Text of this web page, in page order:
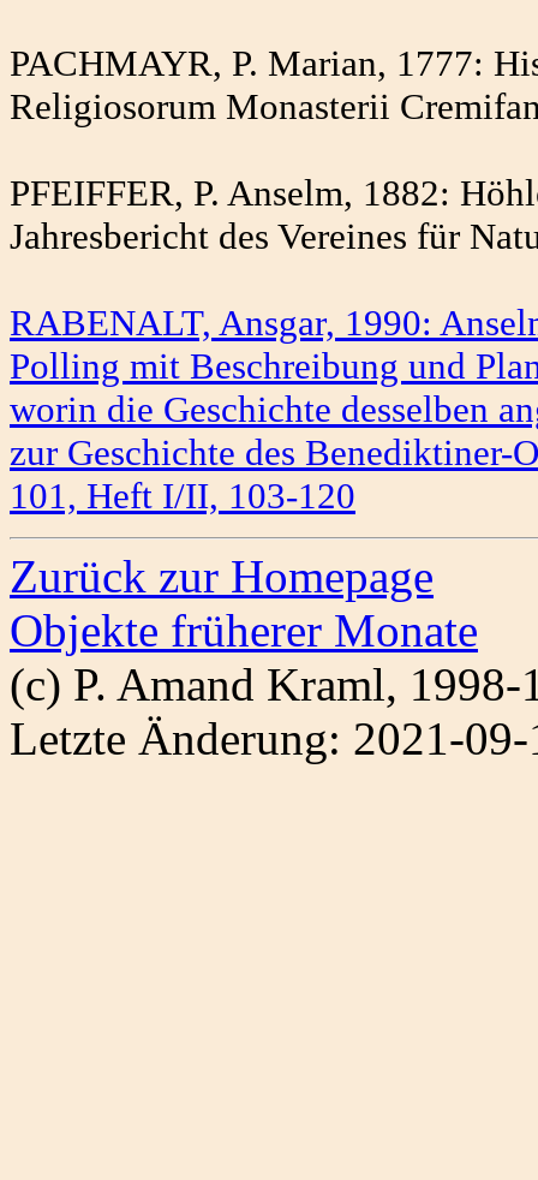
PACHMAYR, P. Marian, 1777:
Religiosorum Monasterii
PFEIFFER, P. Anselm, 1882:
Jahresbericht des Vereines für
RABENALT, Ansgar, 1990:
Polling mit Beschreibung und
worin die Geschichte desselben
zur Geschichte des Benediktiner-
101, Heft I/II, 103-120
Zurück zur Homepage
Objekte früherer Monate
(c) P. Amand Kraml, 1998-
Letzte Änderung: 2021-